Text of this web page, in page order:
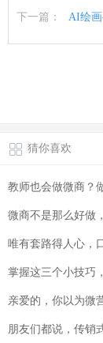
下一篇： AI绘
猜你喜欢
教师也会做微商？
微商不是那么好做
唯有套路得人心，
掌握这三个小技巧
亲爱的，你以为微
朋友们都说，传销